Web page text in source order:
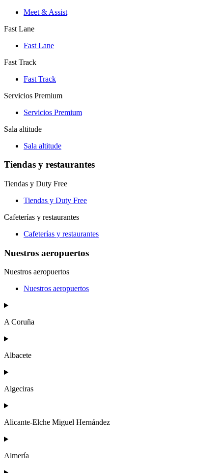
Meet & Assist
Fast Lane
Fast Lane
Fast Track
Fast Track
Servicios Premium
Servicios Premium
Sala altitude
Sala altitude
Tiendas y restaurantes
Tiendas y Duty Free
Tiendas y Duty Free
Cafeterías y restaurantes
Cafeterías y restaurantes
Nuestros aeropuertos
Nuestros aeropuertos
Nuestros aeropuertos
A Coruña
Albacete
Algeciras
Alicante-Elche Miguel Hernández
Almería